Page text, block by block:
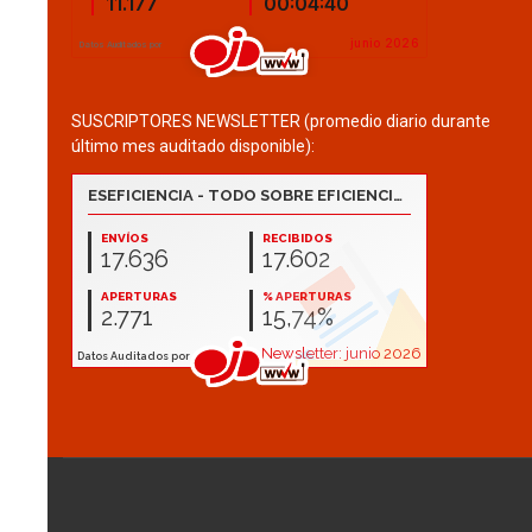
SUSCRIPTORES NEWSLETTER (promedio diario durante
último mes auditado disponible):